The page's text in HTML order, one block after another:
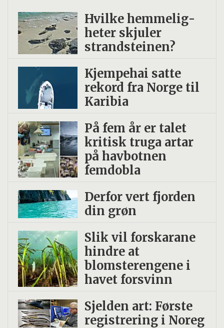
Hvilke hemmelig­
heter skjuler
strand­steinen?
Kjempehai satte
rekord fra Norge til
Karibia
På fem år er talet
kritisk truga artar
på havbotnen
femdobla
Derfor vert fjorden
din grøn
Slik vil forskarane
hindre at
blomsterengene i
havet forsvinn
Sjelden art: Første
registrering i Noreg